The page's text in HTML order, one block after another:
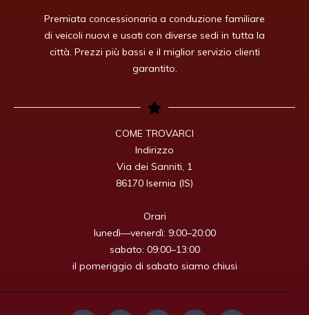
Premiata concessionaria a conduzione familiare
di veicoli nuovi e usati con diverse sedi in tutta la
città. Prezzi più bassi e il miglior servizio clienti
garantito.
COME TROVARCI
Indirizzo
Via dei Sanniti, 1
86170 Isernia (IS)
Orari
lunedì—venerdì: 9:00–20:00
sabato: 09:00–13:00
il pomeriggio di sabato siamo chiusi